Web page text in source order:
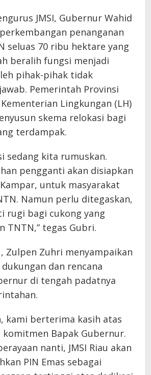
JMSI, Gubernur Wahid
penanganan
seluas 70 ribu hektare yang
beralih fungsi menjadi
pihak-pihak tidak
Pemerintah Provinsi
Lingkungan (LH)
skema relokasi bagi
terdampak.
sedang kita rumuskan.
pengganti akan disiapkan
untuk masyarakat
Namun perlu ditegaskan,
rugi bagi cukong yang
TNTN,” tegas Gubri.
Zulpen Zuhri menyampaikan
dan rencana
di tengah padatnya
kami berterima kasih atas
Bapak Gubernur.
nanti, JMSI Riau akan
PIN Emas sebagai